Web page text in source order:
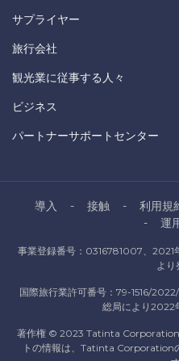
サプライヤー
旅行会社
観光業に従事する人々
ビジネス
パートナーサポートセンター
導入 接触 利用規
運
事業登録番号：0316781007、2021
より
国際旅行業許可番号：79-1516/
総局により2022
著作権 © 2023 Tatinta Corporation
トの情報は、Tatinta Corporation